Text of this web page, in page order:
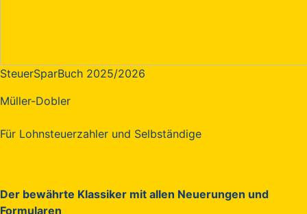
SteuerSparBuch 2025/2026
Müller-Dobler
Für Lohnsteuerzahler und Selbständige
Der bewährte Klassiker mit allen Neuerungen und
Formularen